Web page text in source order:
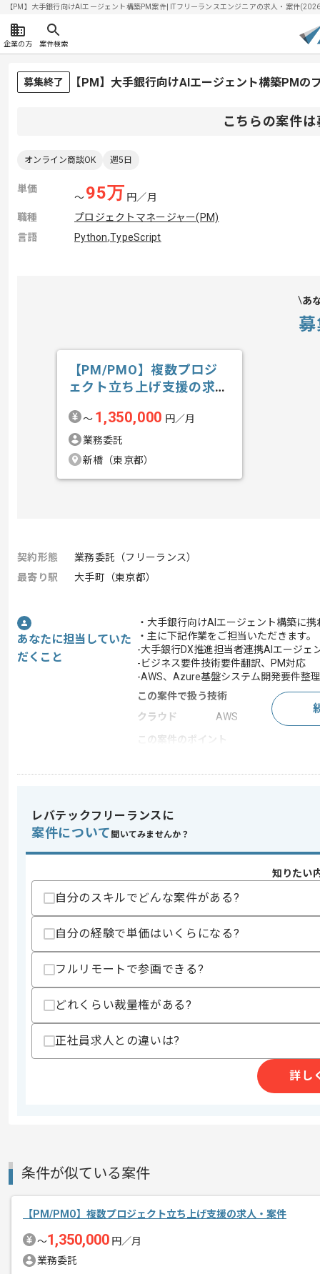
【PM】大手銀行向けAIエージェント構築PM案件| ITフリーランスエンジニアの求人・案件
企業の方 案件検索
募集終了 【PM】大手銀行向けAIエージェント構築PMの
こちらの案件
オンライン商談OK 週5日
単価
〜95万 円／月
職種
プロジェクトマネージャー(PM)
言語
Python,TypeScript
あ
【PM/PMO】複数プロジ
ェクト立ち上げ支援の求
〜 1,350,000 円／月
業務委託
新橋（東京都）
契約形態
業務委託（フリーランス）
最寄り駅
大手町（東京都）
あなたに担当していた
だくこと
・大手銀行向けAIエージェント構築に
・主に下記作業をご担当いただきます。
-大手銀行DX推進担当者連携AIエージェ
-ビジネス要件技術要件翻訳、PM対応
-AWS、Azure基盤システム開発要件整理
この案件で扱う技術
クラウド
AWS
この案件のポイント
求めるスキル
・AIエージェント、LLM活用システム
・システム開発におけるクライアント
・AWS、Azure環境システム開発実務経
歓迎スキル
スキルに不安がある方へ
上記に似た経験やスキルをお持ちであれば申
エージェントからのコ
メント
生成AI 開発及び活用支援事業、コンサ
今回は大手銀行向けAIエージェント構
PM経験を活かしたい方にお勧めです。
レバテックフリーランスに
案件について 聞いてみませんか？
知りたい
自分のスキルでどんな案件がある?
自分の経験で単価はいくらになる?
フルリモートで参画できる?
どれくらい裁量権がある?
正社員求人との違いは?
詳し
条件が似ている案件
【PM/PMO】複数プロジェクト立ち上げ支援の求人・案件
〜1,350,000 円／月
業務委託